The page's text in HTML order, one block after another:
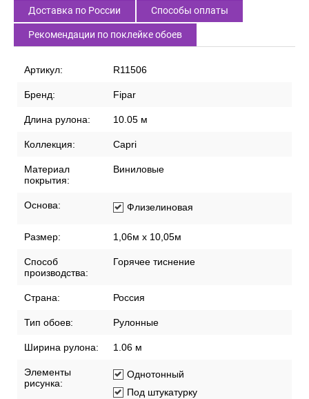
Доставка по России Способы оплаты
Рекомендации по поклейке обоев
Артикул: R11506
Бренд: Fipar
Длина рулона: 10.05 м
Коллекция: Capri
Материал
покрытия:
Виниловые
Основа: Флизелиновая
Размер: 1,06м х 10,05м
Способ
производства:
Горячее тиснение
Страна: Россия
Тип обоев: Рулонные
Ширина рулона: 1.06 м
Элементы
рисунка:
Однотонный
Под штукатурку